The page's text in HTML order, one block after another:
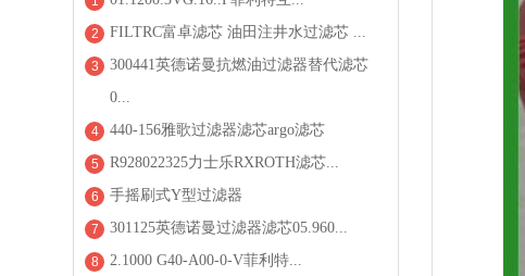
2 FILTRC富卓滤芯 油田注井水过滤芯 ...
3
300441英德诺曼抗燃油过滤器替代滤芯
0...
4 440-156雅歌过滤器滤芯argo滤芯
5 R928022325力士乐RXROTH滤芯...
6 手摇刷式Y型过滤器
7 301125英德诺曼过滤器滤芯05.960...
8 2.1000 G40-A00-0-V菲利特...